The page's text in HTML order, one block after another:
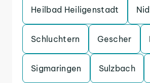
Heilbad Heiligenstadt
Schluchtern Gescher
Sigmaringen Sulzbach